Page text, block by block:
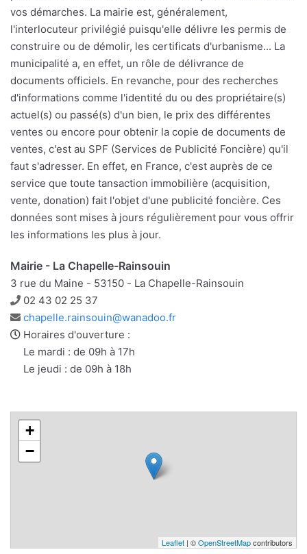
vos démarches. La mairie est, généralement,
l'interlocuteur privilégié puisqu'elle délivre les permis de
construire ou de démolir, les certificats d'urbanisme... La
municipalité a, en effet, un rôle de délivrance de
documents officiels. En revanche, pour des recherches
d'informations comme l'identité du ou des propriétaire(s)
actuel(s) ou passé(s) d'un bien, le prix des différentes
ventes ou encore pour obtenir la copie de documents de
ventes, c'est au SPF (Services de Publicité Foncière) qu'il
faut s'adresser. En effet, en France, c'est auprès de ce
service que toute tansaction immobilière (acquisition,
vente, donation) fait l'objet d'une publicité foncière. Ces
données sont mises à jours régulièrement pour vous offrir
les informations les plus à jour.
Mairie - La Chapelle-Rainsouin
3 rue du Maine - 53150 - La Chapelle-Rainsouin
Téléphone
02 43 02 25 37
Adresse
e-
mail
chapelle.rainsouin@wanadoo.fr
Horaires d'ouverture :
Le mardi : de 09h à 17h
Le jeudi : de 09h à 18h
+
−
Leaflet | ©OpenStreetMapcontributors